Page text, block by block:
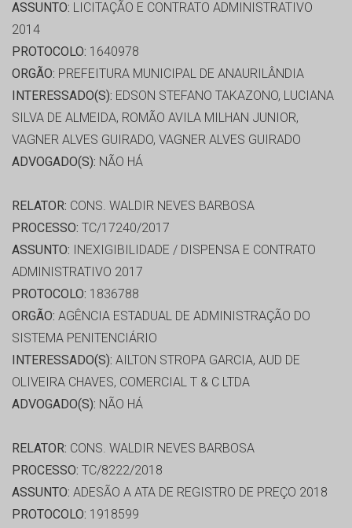
ASSUNTO: LICITAÇÃO E CONTRATO ADMINISTRATIVO
2014
PROTOCOLO: 1640978
ORGÃO: PREFEITURA MUNICIPAL DE ANAURILÂNDIA
INTERESSADO(S): EDSON STEFANO TAKAZONO, LUCIANA
SILVA DE ALMEIDA, ROMÃO AVILA MILHAN JUNIOR,
VAGNER ALVES GUIRADO, VAGNER ALVES GUIRADO
ADVOGADO(S): NÃO HÁ
RELATOR: CONS. WALDIR NEVES BARBOSA
PROCESSO: TC/17240/2017
ASSUNTO: INEXIGIBILIDADE / DISPENSA E CONTRATO
ADMINISTRATIVO 2017
PROTOCOLO: 1836788
ORGÃO: AGÊNCIA ESTADUAL DE ADMINISTRAÇÃO DO
SISTEMA PENITENCIÁRIO
INTERESSADO(S): AILTON STROPA GARCIA, AUD DE
OLIVEIRA CHAVES, COMERCIAL T & C LTDA
ADVOGADO(S): NÃO HÁ
RELATOR: CONS. WALDIR NEVES BARBOSA
PROCESSO: TC/8222/2018
ASSUNTO: ADESÃO A ATA DE REGISTRO DE PREÇO 2018
PROTOCOLO: 1918599